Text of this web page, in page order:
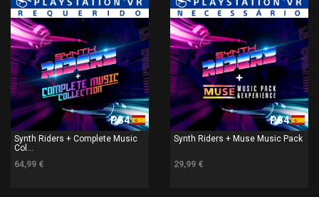
PS4
Synth Riders + Complete Music
Col...
64,99 €
PS4
Synth Riders + Muse Music Pack
29,99 €